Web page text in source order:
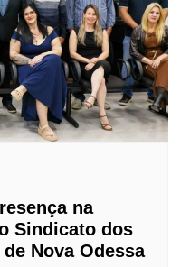
na
Sindicato dos
Nova Odessa